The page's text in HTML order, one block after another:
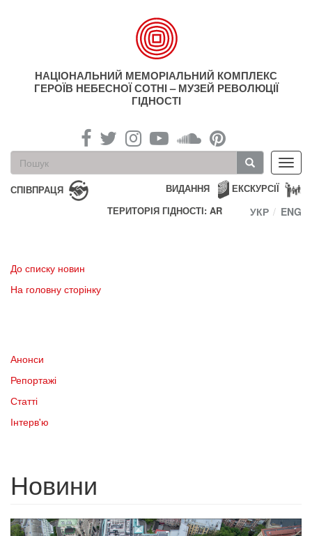
НАЦІОНАЛЬНИЙ МЕМОРІАЛЬНИЙ КОМПЛЕКС
ГЕРОЇВ НЕБЕСНОЇ СОТНІ – МУЗЕЙ РЕВОЛЮЦІЇ
ГІДНОСТІ
Пошукова
форма
Пошук
СПІВПРАЦЯ ЕКСКУРСІЇ
ВИДАННЯ
ТЕРИТОРІЯ ГІДНОСТІ: AR
УКР ENG
До списку новин
На головну сторінку
Анонси
Репортажі
Статті
Інтерв'ю
Новини